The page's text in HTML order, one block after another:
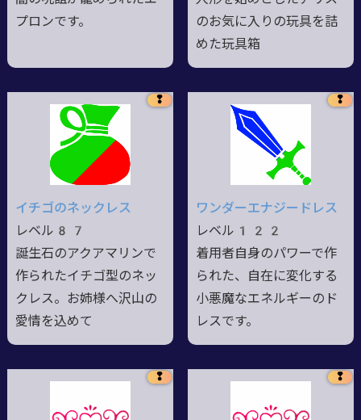
プロンです。
のお気に入りの玩具を詰
めた玩具箱
❢
イチゴのネックレス
レベル87
誕生石のアクアマリンで
作られたイチゴ型のネッ
クレス。お姉様へ沢山の
愛情を込めて
❢
ワンダーエナジードレス
レベル122
着用者自身のパワーで作
られた、自在に変化する
小悪魔なエネルギーのド
レスです。
❢ ❢